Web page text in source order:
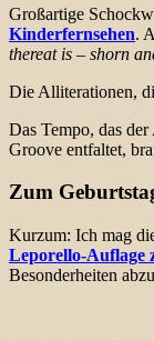
Großartige
Kinderfernsehen.
thereat is – shorn
Die Alliterationen,
Das Tempo, das
Groove entfaltet,
Zum
Kurzum: Ich mag
Leporello-Auflage
Besonderheiten